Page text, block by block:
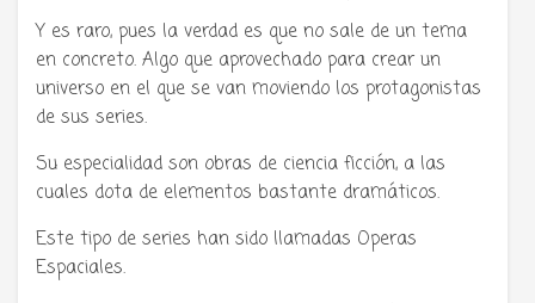
Y es raro, pues la verdad es que no sale de un tema
en concreto. Algo que aprovechado para crear un
universo en el que se van moviendo los protagonistas
de sus series.
Su especialidad son obras de ciencia ficción, a las
cuales dota de elementos bastante dramáticos.
Este tipo de series han sido llamadas Operas
Espaciales.